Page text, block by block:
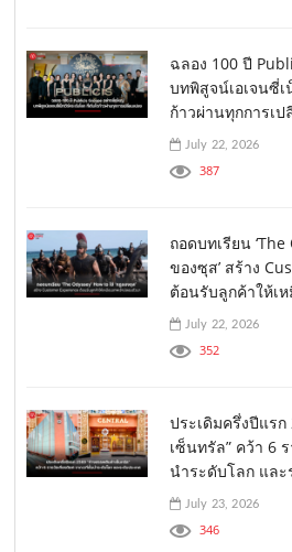
ฉลอง 100 ปี
บทพิสูจน์เอเจนซี่
ก้าวผ่านทุกการเ
July 22, 2026
387
ถอดบทเรียน ‘The
ของซุส’ สร้าง
ต้อนรับลูกค้าให้เ
July 22, 2026
352
ประเดิมครึ่งปีแร
เซ็นทรัล” คว้า 6
นำระดับโลก และ
July 23, 2026
346